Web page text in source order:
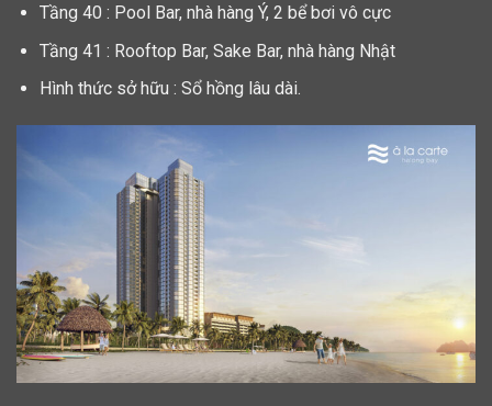
Tầng 40 : Pool Bar, nhà hàng Ý, 2 bể bơi vô cực
Tầng 41 : Rooftop Bar, Sake Bar, nhà hàng Nhật
Hình thức sở hữu : Sổ hồng lâu dài.